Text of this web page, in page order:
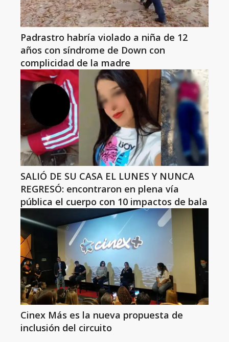
Padrastro habría violado a niña de 12
años con síndrome de Down con
complicidad de la madre
SALIÓ DE SU CASA EL LUNES Y NUNCA
REGRESÓ: encontraron en plena vía
pública el cuerpo con 10 impactos de bala
Cinex Más es la nueva propuesta de
inclusión del circuito